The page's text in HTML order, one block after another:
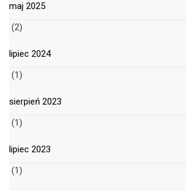
maj 2025
(2)
lipiec 2024
(1)
sierpień 2023
(1)
lipiec 2023
(1)